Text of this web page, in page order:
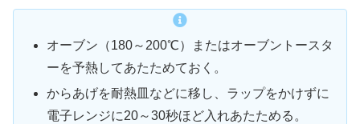
オーブン（180～200℃）またはオーブントースタ
ーを予熱してあたためておく。
からあげを耐熱皿などに移し、ラップをかけずに
電子レンジに20～30秒ほど入れあたためる。